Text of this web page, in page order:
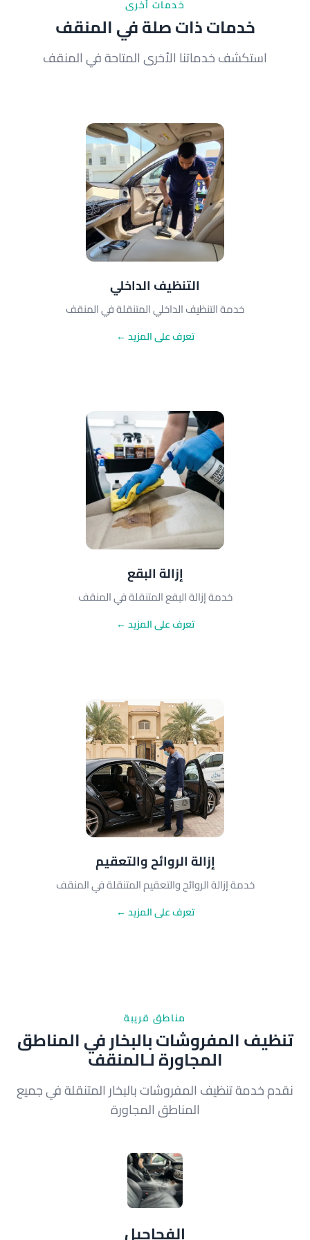
خدمات أخرى
خدمات ذات صلة في المنقف
استكشف خدماتنا الأخرى المتاحة في المنقف
التنظيف الداخلي
خدمة التنظيف الداخلي المتنقلة في المنقف
تعرف على المزيد ←
إزالة البقع
خدمة إزالة البقع المتنقلة في المنقف
تعرف على المزيد ←
إزالة الروائح والتعقيم
خدمة إزالة الروائح والتعقيم المتنقلة في المنقف
تعرف على المزيد ←
مناطق قريبة
تنظيف المفروشات بالبخار في المناطق
المجاورة لـالمنقف
نقدم خدمة تنظيف المفروشات بالبخار المتنقلة في جميع
المناطق المجاورة
الفحاحيل